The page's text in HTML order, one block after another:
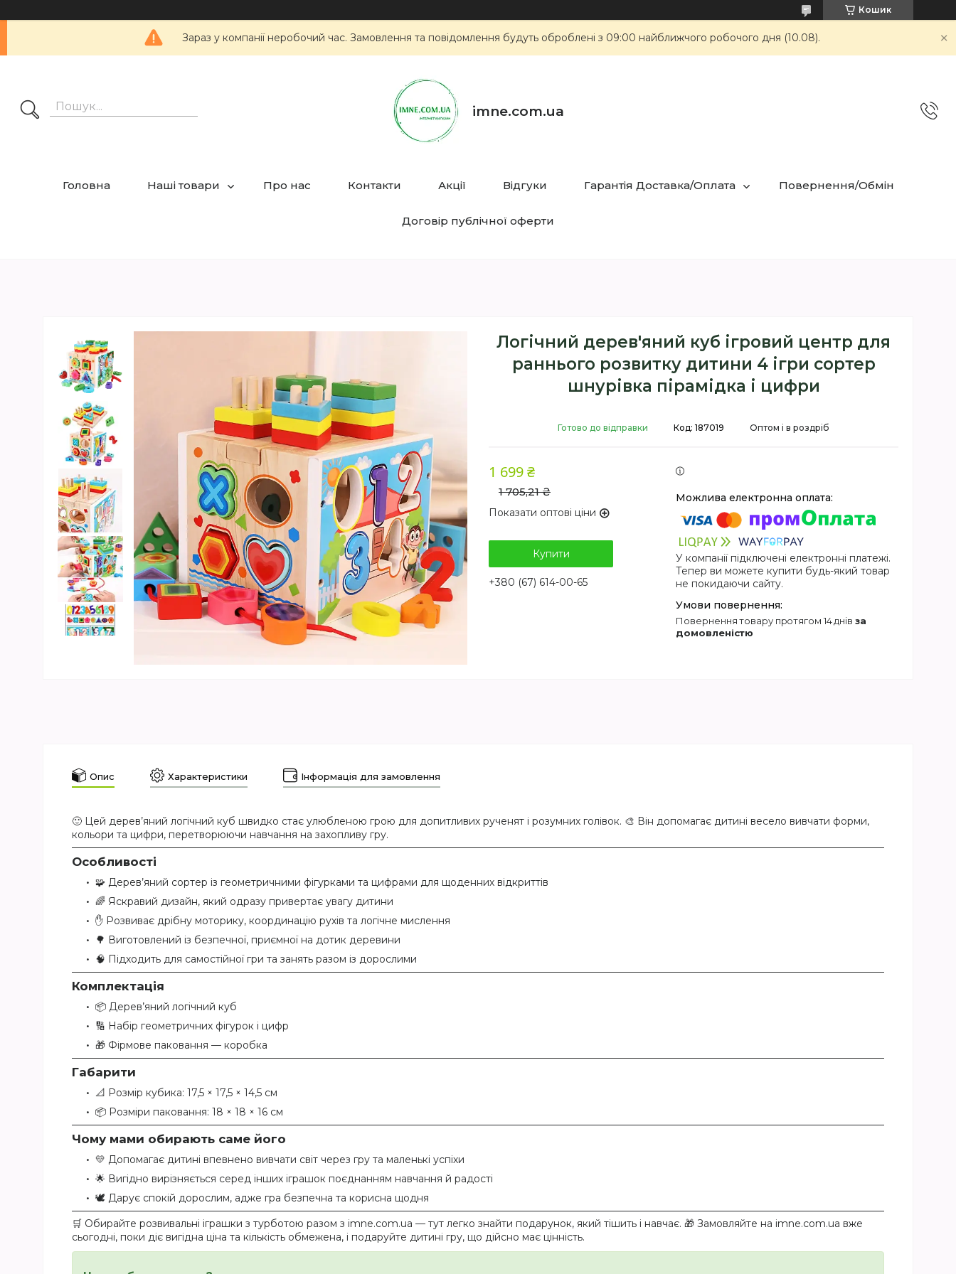
Кошик
Зараз у компанії неробочий час. Замовлення та повідомлення будуть оброблені з 09:00 найближчого робочого дня (10.08).
imne.com.ua
Головна Наші товари Про нас Контакти Акції Відгуки Гарантія Доставка/Оплата Повернення/Обмін
Договір публічної оферти
Логічний дерев'яний куб ігровий центр для
раннього розвитку дитини 4 ігри сортер
шнурівка пірамідка і цифри
Готово до відправки Оптом і в роздріб
Код: 187019
1 705,21 ₴
1 699 ₴
Показати оптові ціни
Купити
+380 (67) 614-00-65
У компанії підключені електронні платежі.
Тепер ви можете купити будь-який товар
не покидаючи сайту.
повернення товару протягом 14 днів за
домовленістю
Опис Характеристики Інформація для замовлення
🙂 Цей дерев’яний логічний куб швидко стає улюбленою грою для допитливих рученят і розумних голівок. 🎨 Він допомагає дитині весело вивчати форми,
кольори та цифри, перетворюючи навчання на захопливу гру.
Особливості
🧩 Дерев’яний сортер із геометричними фігурками та цифрами для щоденних відкриттів
🌈 Яскравий дизайн, який одразу привертає увагу дитини
✋ Розвиває дрібну моторику, координацію рухів та логічне мислення
🌳 Виготовлений із безпечної, приємної на дотик деревини
🧠 Підходить для самостійної гри та занять разом із дорослими
Комплектація
📦 Дерев’яний логічний куб
🔢 Набір геометричних фігурок і цифр
🎁 Фірмове паковання — коробка
Габарити
📐 Розмір кубика: 17,5 × 17,5 × 14,5 см
📦 Розміри паковання: 18 × 18 × 16 см
Чому мами обирають саме його
💛 Допомагає дитині впевнено вивчати світ через гру та маленькі успіхи
🌟 Вигідно вирізняється серед інших іграшок поєднанням навчання й радості
🕊️ Дарує спокій дорослим, адже гра безпечна та корисна щодня
🛒 Обирайте розвивальні іграшки з турботою разом з imne.com.ua — тут легко знайти подарунок, який тішить і навчає. 🎁 Замовляйте на imne.com.ua вже
сьогодні, поки діє вигідна ціна та кількість обмежена, і подаруйте дитині гру, що дійсно має цінність.